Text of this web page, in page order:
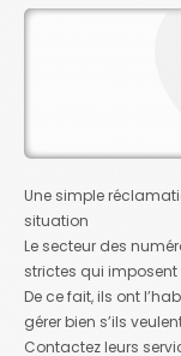
Une simple
situation
Le secteur des
strictes qui imposent
De ce fait, ils ont
gérer bien s’ils
Contactez leurs